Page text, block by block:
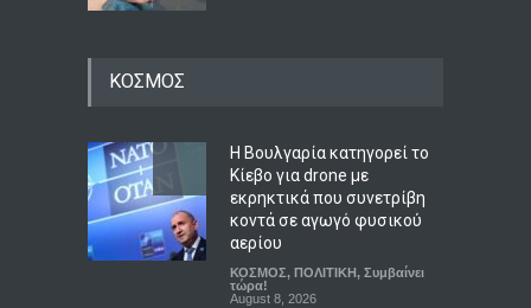
August 9, 2026
Μεταγραφές φοιτητών:
ποιες είναι οι
προϋποθέσεις
ΕΚΠΑΙΔΕΥΣΗ
ΚΟΣΜΟΣ
Η Βουλγαρία κατηγορεί το
Κίεβο για drone με
εκρηκτικά που συνετρίβη
κοντά σε αγωγό φυσικού
αερίου
ΚΟΣΜΟΣ, ΠΟΛΙΤΙΚΗ, Συμβαίνει
τώρα!
August 8, 2026